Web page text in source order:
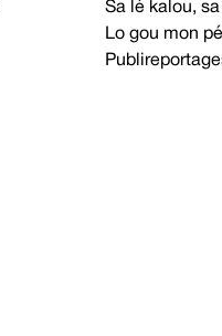
Sa lé kalou,
Lo gou mon